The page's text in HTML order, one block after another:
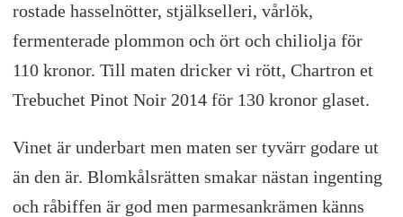
rostade hasselnötter, stjälkselleri, vårlök,
fermenterade plommon och ört och chiliolja för
110 kronor. Till maten dricker vi rött, Chartron et
Trebuchet Pinot Noir 2014 för 130 kronor glaset.
Vinet är underbart men maten ser tyvärr godare ut
än den är. Blomkålsrätten smakar nästan ingenting
och råbiffen är god men parmesankrämen känns